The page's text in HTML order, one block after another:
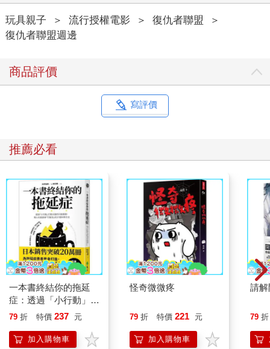
玩具親子 ＞ 流行授權電影 ＞ 復仇者聯盟
＞
復仇者聯盟週邊
商品評價
寫評價
推薦必看
一本書終結你的拖延
症：透過「小行動」打
開大腦的行動開關，懶
的37個科學方法
79 折 特價 237 元
加入購物車
怪奇微微疼
79 折 特價 221 元
加入購物車
請解
79 折